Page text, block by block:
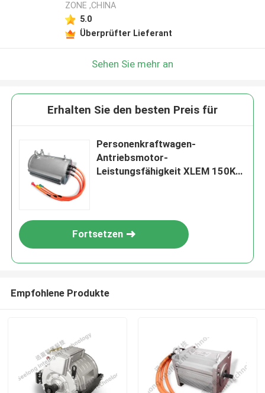
ZONE ,CHINA
5.0
Überprüfter Lieferant
Sehen Sie mehr an
Erhalten Sie den besten Preis für
Personenkraftwagen-
Antriebsmotor-
Leistungsfähigkeit XLEM 150KW
Fortsetzen
Empfohlene Produkte